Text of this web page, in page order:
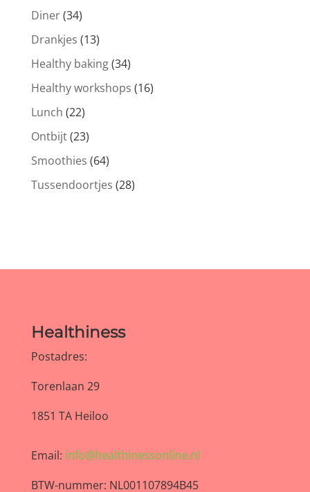
Diner(34)
Drankjes (13)
Healthy baking(34)
Healthy workshops (16)
Lunch (22)
Ontbijt(23)
Smoothies (64)
Tussendoortjes (28)
Healthiness
Postadres:
Torenlaan 29
1851 TA Heiloo
Email: info@healthinessonline.nl
BTW-nummer: NL001107894B45